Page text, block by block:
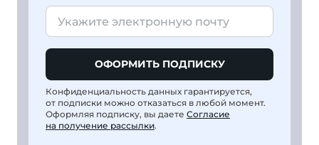
ОФОРМИТЬ ПОДПИСКУ
Конфиденциальность данных гарантируется,
от подписки можно отказаться в любой момент.
Оформляя подписку, вы даете Согласие
на получение рассылки.